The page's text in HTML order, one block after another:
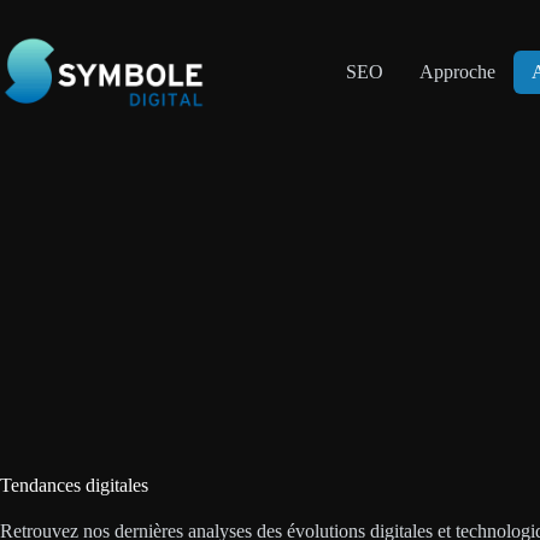
contenu
SEO
Approche
Tendances digitales
Retrouvez nos dernières analyses des évolutions digitales et